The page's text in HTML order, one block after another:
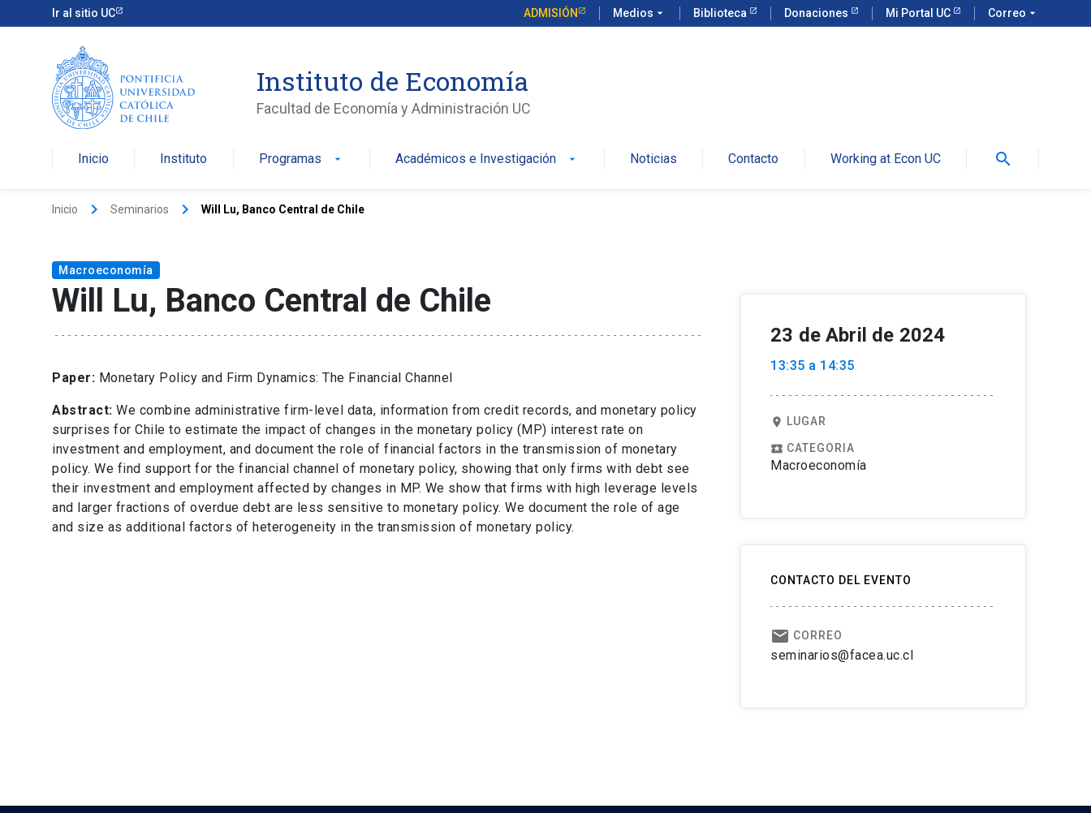
Ir al sitio UC ADMISIÓN Medios arrow_drop_down Biblioteca Donaciones Mi Portal UC Correo arrow_drop_down
Instituto de Economía
Facultad de Economía y Administración UC
Inicio Instituto Programas arrow_drop_down Académicos e Investigación arrow_drop_down Noticias Contacto Working at Econ UC search
Inicio keyboard_arrow_right Seminarios keyboard_arrow_right Will Lu, Banco Central de Chile
Macroeconomía
Will Lu, Banco Central de Chile
Paper: Monetary Policy and Firm Dynamics: The Financial Channel
Abstract: We combine administrative firm-level data, information from credit records, and monetary policy
surprises for Chile to estimate the impact of changes in the monetary policy (MP) interest rate on
investment and employment, and document the role of financial factors in the transmission of monetary
policy. We find support for the financial channel of monetary policy, showing that only firms with debt see
their investment and employment affected by changes in MP. We show that firms with high leverage levels
and larger fractions of overdue debt are less sensitive to monetary policy. We document the role of age
and size as additional factors of heterogeneity in the transmission of monetary policy.
23 de Abril de 2024
13:35 a 14:35
location_on LUGAR
local_play CATEGORIA
Macroeconomía
CONTACTO DEL EVENTO
email CORREO
seminarios@facea.uc.cl